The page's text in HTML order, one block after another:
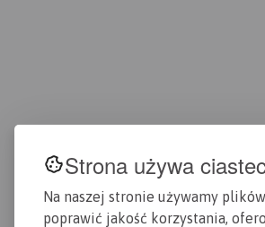
Strona używa
Na naszej stronie używamy
poprawić jakość korzystania,